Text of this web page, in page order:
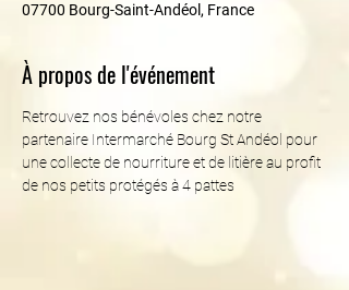
07700 Bourg-Saint-Andéol, France
À propos de l'événement
Retrouvez nos bénévoles chez notre
partenaire Intermarché Bourg St Andéol pour
une collecte de nourriture et de litière au profit
de nos petits protégés à 4 pattes